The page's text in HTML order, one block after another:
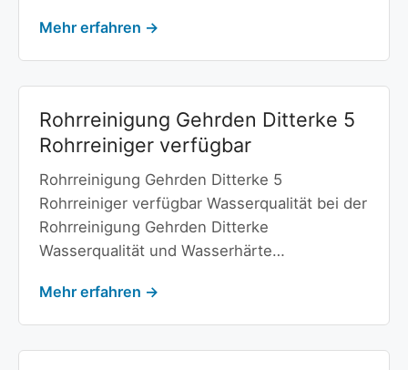
Mehr erfahren →
Rohrreinigung Gehrden Ditterke 5
Rohrreiniger verfügbar
Rohrreinigung Gehrden Ditterke 5
Rohrreiniger verfügbar Wasserqualität bei der
Rohrreinigung Gehrden Ditterke
Wasserqualität und Wasserhärte…
Mehr erfahren →